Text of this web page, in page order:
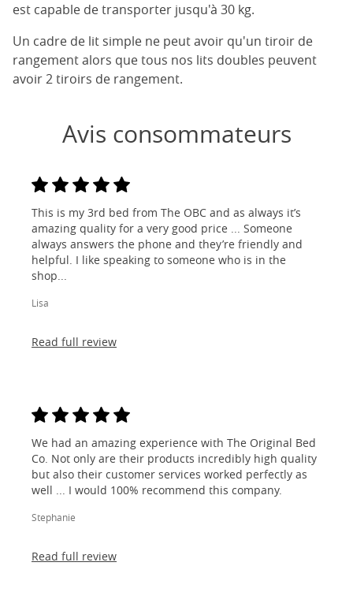
est capable de transporter jusqu'à 30 kg.
Un cadre de lit simple ne peut avoir qu'un tiroir de
rangement alors que tous nos lits doubles peuvent
avoir 2 tiroirs de rangement.
Avis consommateurs
This is my 3rd bed from The OBC and as always it’s
amazing quality for a very good price ... Someone
always answers the phone and they’re friendly and
helpful. I like speaking to someone who is in the
shop...
Lisa
Read full review
We had an amazing experience with The Original Bed
Co. Not only are their products incredibly high quality
but also their customer services worked perfectly as
well ... I would 100% recommend this company.
Stephanie
Read full review